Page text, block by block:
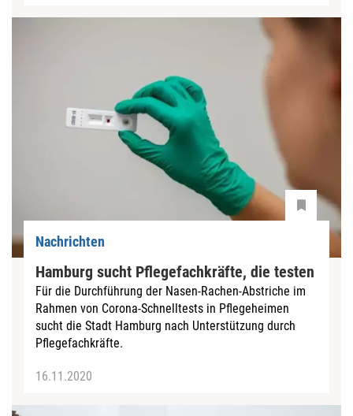
Nachrichten
Hamburg sucht Pflegefachkräfte, die testen
Für die Durchführung der Nasen-Rachen-Abstriche im
Rahmen von Corona-Schnelltests in Pflegeheimen
sucht die Stadt Hamburg nach Unterstützung durch
Pflegefachkräfte.
16.11.2020